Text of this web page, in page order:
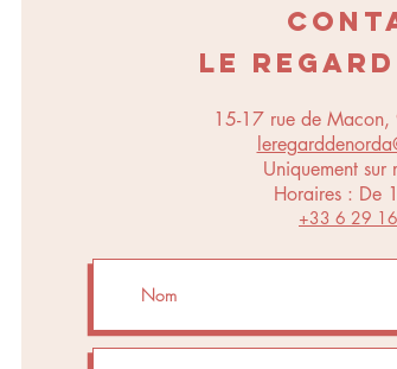
LE
15-17 rue de
Uniquement sur
Horaires : De
+33 6 29